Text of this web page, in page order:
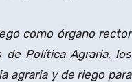
como órgano rector
de Política Agraria, los
agraria y de riego para